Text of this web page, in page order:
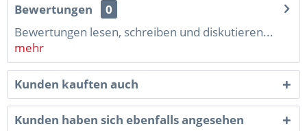
Bewertungen
0
Bewertungen lesen, schreiben und diskutieren...
mehr
Kunden kauften auch
Kunden haben sich ebenfalls angesehen